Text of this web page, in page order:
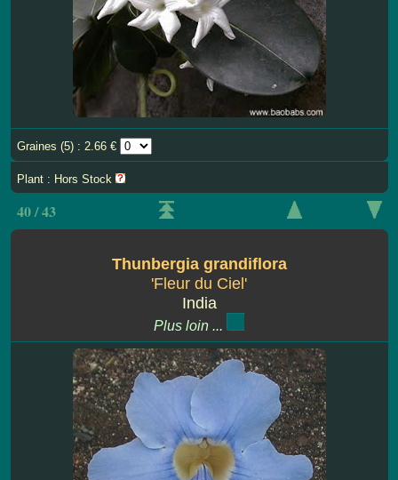
Graines (5) : 2.66 €
Plant : Hors Stock
40 / 43
Thunbergia grandiflora
'Fleur du Ciel'
India
Plus loin ...